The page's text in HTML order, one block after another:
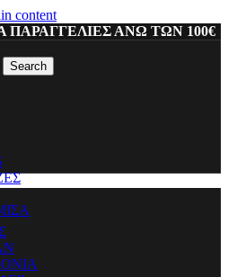
content
ΑΝΩ ΤΩΝ 100€
Search